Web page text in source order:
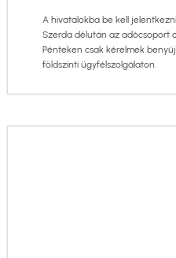
A hivatalokba be kell
Szerda délután az adócsoport
Pénteken csak kérelmek
földszinti ügyfélszolgálaton.